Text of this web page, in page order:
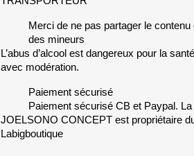
Merci de ne pas partager le
des mineurs
L’abus d’alcool est dangereux pour la
avec modération.
Paiement sécurisé
Paiement sécurisé CB et Paypal.
JOELSONO CONCEPT est propriétaire
Labigboutique